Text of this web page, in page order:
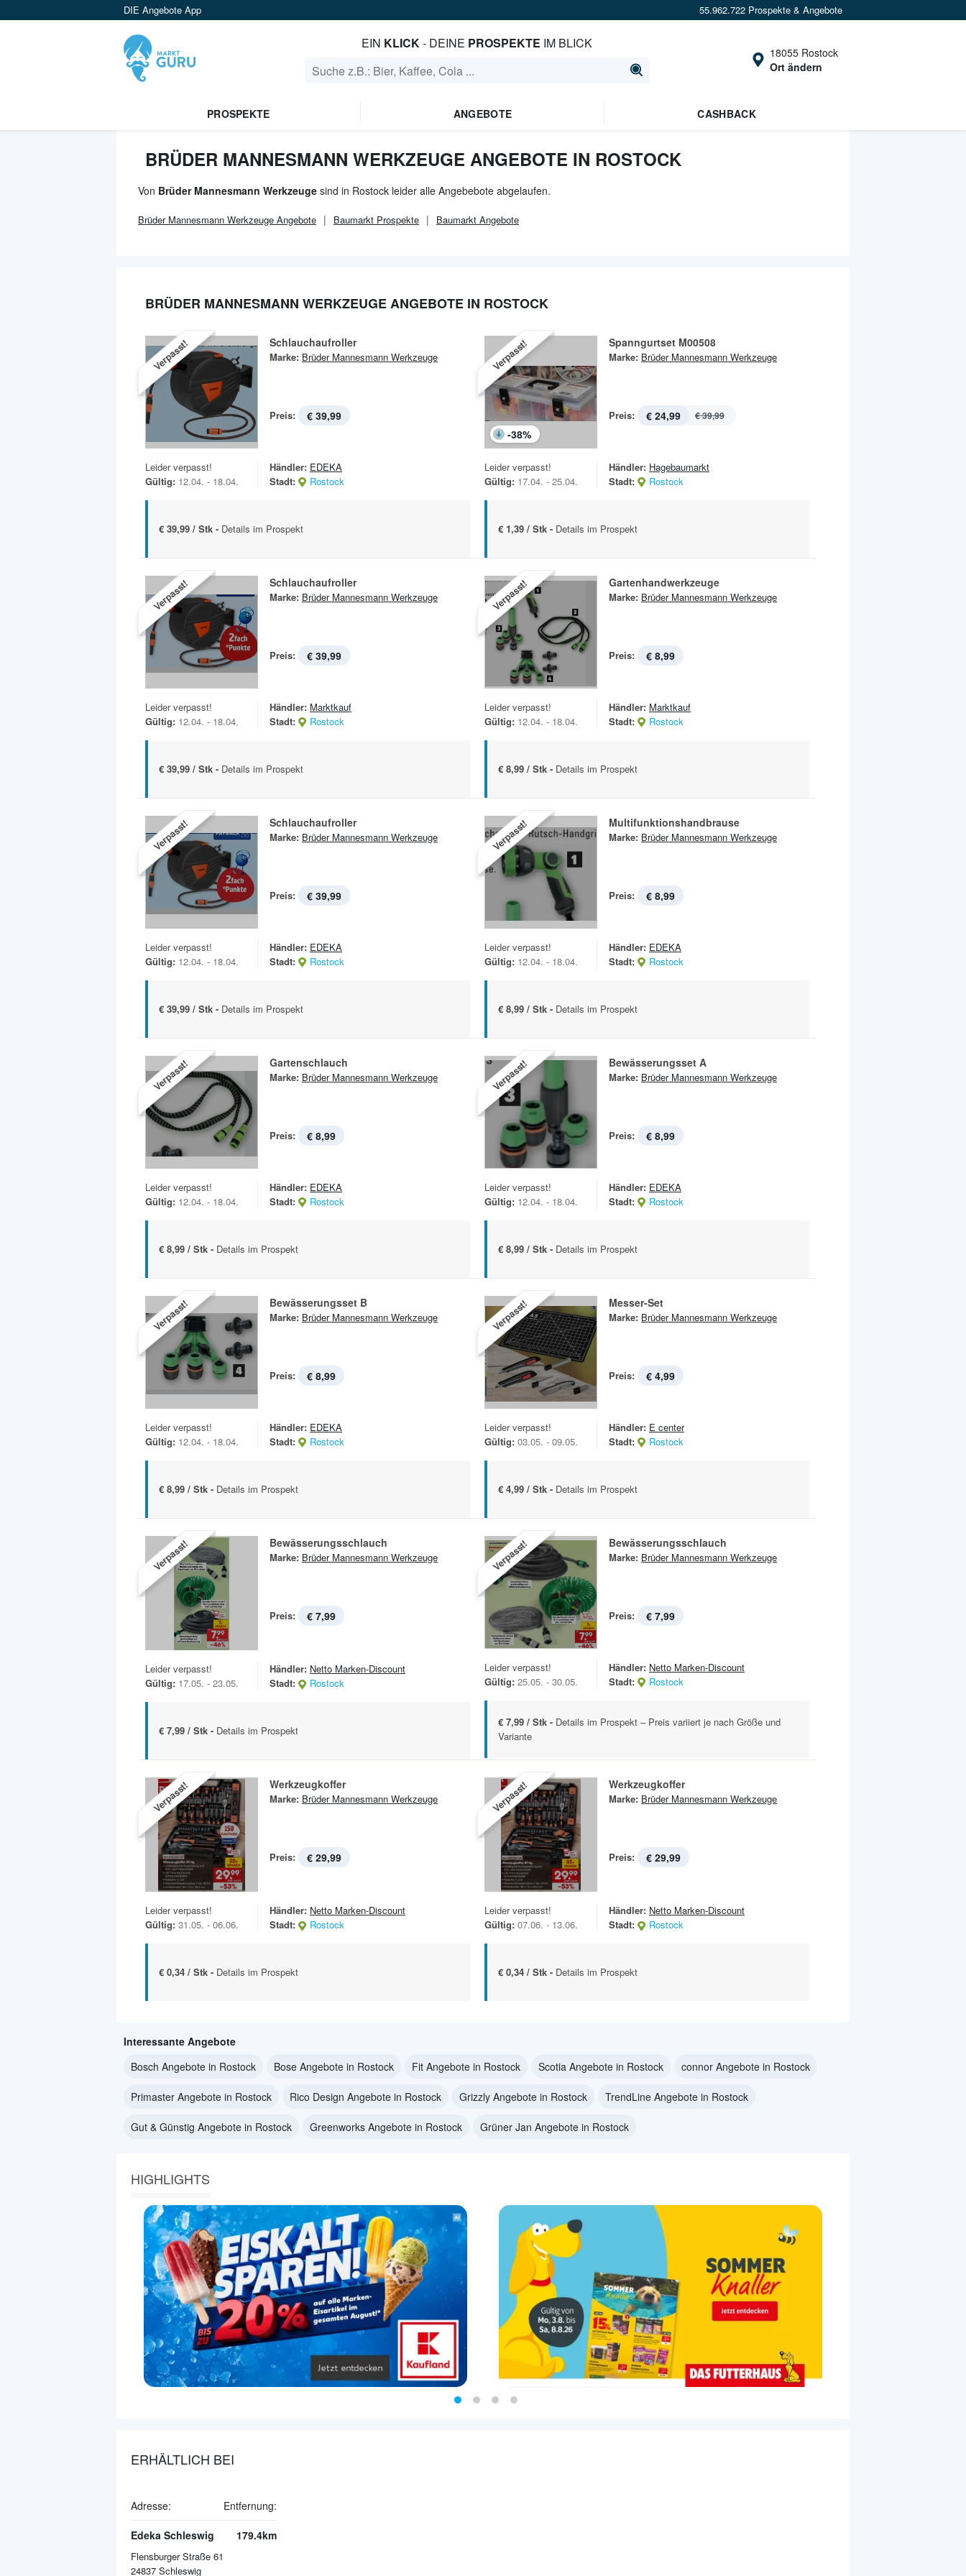
DIE Angebote App 55.962.722 Prospekte & Angebote
EIN KLICK- DEINE PROSPEKTE IM BLICK
18055 Rostock
Ort ändern
PROSPEKTE ANGEBOTE CASHBACK
BRÜDER MANNESMANN WERKZEUGE ANGEBOTE IN ROSTOCK
Von Brüder Mannesmann Werkzeuge sind in Rostock leider alle Angebebote abgelaufen.
Brüder Mannesmann Werkzeuge Angebote Baumarkt Prospekte Baumarkt Angebote
BRÜDER MANNESMANN WERKZEUGE ANGEBOTE IN ROSTOCK
Verpasst! Schlauchaufroller
Marke: Brüder Mannesmann Werkzeuge
Preis: € 39,99
Leider verpasst!
Gültig: 12.04. - 18.04.
Händler: EDEKA
Stadt:
Rostock
€ 39,99 / Stk - Details im Prospekt
Verpasst!
-38%
Spanngurtset M00508
Marke: Brüder Mannesmann Werkzeuge
Preis: € 24,99 € 39,99
Leider verpasst!
Gültig: 17.04. - 25.04.
Händler: Hagebaumarkt
Stadt:
Rostock
€ 1,39 / Stk - Details im Prospekt
Verpasst! Schlauchaufroller
Marke: Brüder Mannesmann Werkzeuge
Preis: € 39,99
Leider verpasst!
Gültig: 12.04. - 18.04.
Händler: Marktkauf
Stadt:
Rostock
€ 39,99 / Stk - Details im Prospekt
Verpasst! Gartenhandwerkzeuge
Marke: Brüder Mannesmann Werkzeuge
Preis: € 8,99
Leider verpasst!
Gültig: 12.04. - 18.04.
Händler: Marktkauf
Stadt:
Rostock
€ 8,99 / Stk - Details im Prospekt
Verpasst! Schlauchaufroller
Marke: Brüder Mannesmann Werkzeuge
Preis: € 39,99
Leider verpasst!
Gültig: 12.04. - 18.04.
Händler: EDEKA
Stadt:
Rostock
€ 39,99 / Stk - Details im Prospekt
Verpasst! Multifunktionshandbrause
Marke: Brüder Mannesmann Werkzeuge
Preis: € 8,99
Leider verpasst!
Gültig: 12.04. - 18.04.
Händler: EDEKA
Stadt:
Rostock
€ 8,99 / Stk - Details im Prospekt
Verpasst! Gartenschlauch
Marke: Brüder Mannesmann Werkzeuge
Preis: € 8,99
Leider verpasst!
Gültig: 12.04. - 18.04.
Händler: EDEKA
Stadt:
Rostock
€ 8,99 / Stk - Details im Prospekt
Verpasst! Bewässerungsset A
Marke: Brüder Mannesmann Werkzeuge
Preis: € 8,99
Leider verpasst!
Gültig: 12.04. - 18.04.
Händler: EDEKA
Stadt:
Rostock
€ 8,99 / Stk - Details im Prospekt
Verpasst! Bewässerungsset B
Marke: Brüder Mannesmann Werkzeuge
Preis: € 8,99
Leider verpasst!
Gültig: 12.04. - 18.04.
Händler: EDEKA
Stadt:
Rostock
€ 8,99 / Stk - Details im Prospekt
Verpasst! Messer-Set
Marke: Brüder Mannesmann Werkzeuge
Preis: € 4,99
Leider verpasst!
Gültig: 03.05. - 09.05.
Händler: E center
Stadt:
Rostock
€ 4,99 / Stk - Details im Prospekt
Verpasst! Bewässerungsschlauch
Marke: Brüder Mannesmann Werkzeuge
Preis: € 7,99
Leider verpasst!
Gültig: 17.05. - 23.05.
Händler: Netto Marken-Discount
Stadt:
Rostock
€ 7,99 / Stk - Details im Prospekt
Verpasst! Bewässerungsschlauch
Marke: Brüder Mannesmann Werkzeuge
Preis: € 7,99
Leider verpasst!
Gültig: 25.05. - 30.05.
Händler: Netto Marken-Discount
Stadt:
Rostock
€ 7,99 / Stk - Details im Prospekt – Preis variiert je nach Größe und
Variante
Verpasst! Werkzeugkoffer
Marke: Brüder Mannesmann Werkzeuge
Preis: € 29,99
Leider verpasst!
Gültig: 31.05. - 06.06.
Händler: Netto Marken-Discount
Stadt:
Rostock
€ 0,34 / Stk - Details im Prospekt
Verpasst! Werkzeugkoffer
Marke: Brüder Mannesmann Werkzeuge
Preis: € 29,99
Leider verpasst!
Gültig: 07.06. - 13.06.
Händler: Netto Marken-Discount
Stadt:
Rostock
€ 0,34 / Stk - Details im Prospekt
Interessante Angebote
Bosch Angebote in Rostock
Bose Angebote in Rostock Fit Angebote in Rostock Scotia Angebote in Rostock connor Angebote in Rostock
Primaster Angebote in Rostock Rico Design Angebote in Rostock Grizzly Angebote in Rostock TrendLine Angebote in Rostock
Gut & Günstig Angebote in Rostock Greenworks Angebote in Rostock Grüner Jan Angebote in Rostock
HIGHLIGHTS
ERHÄLTLICH BEI
Adresse: Entfernung:
Edeka Schleswig
Flensburger Straße 61
24837 Schleswig
179.4km